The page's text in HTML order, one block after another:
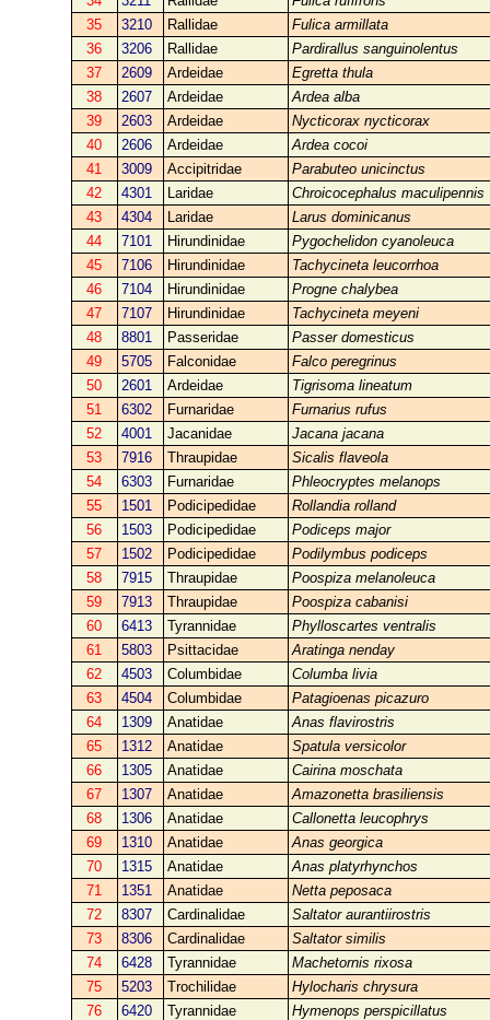
35
3210 Rallidae
Fulica armillata
36
3206 Rallidae
Pardirallus sanguinolentus
37
2609 Ardeidae
Egretta thula
38
2607 Ardeidae
Ardea alba
39
2603 Ardeidae
Nycticorax nycticorax
40
2606 Ardeidae
Ardea cocoi
41
3009 Accipitridae
Parabuteo unicinctus
42
4301 Laridae
Chroicocephalus maculipennis
43
4304 Laridae
Larus dominicanus
44
7101 Hirundinidae
Pygochelidon cyanoleuca
45
7106 Hirundinidae
Tachycineta leucorrhoa
46
7104 Hirundinidae
Progne chalybea
47
7107 Hirundinidae
Tachycineta meyeni
48
8801 Passeridae
Passer domesticus
49
5705 Falconidae
Falco peregrinus
50
2601 Ardeidae
Tigrisoma lineatum
51
6302 Furnaridae
Furnarius rufus
52
4001 Jacanidae
Jacana jacana
53
7916 Thraupidae
Sicalis flaveola
54
6303 Furnaridae
Phleocryptes melanops
55
1501 Podicipedidae
Rollandia rolland
56
1503 Podicipedidae
Podiceps major
57
1502 Podicipedidae
Podilymbus podiceps
58
7915 Thraupidae
Poospiza melanoleuca
59
7913 Thraupidae
Poospiza cabanisi
60
6413 Tyrannidae
Phylloscartes ventralis
61
5803 Psittacidae
Aratinga nenday
62
4503 Columbidae
Columba livia
63
4504 Columbidae
Patagioenas picazuro
64
1309 Anatidae
Anas flavirostris
65
1312 Anatidae
Spatula versicolor
66
1305 Anatidae
Cairina moschata
67
1307 Anatidae
Amazonetta brasiliensis
68
1306 Anatidae
Callonetta leucophrys
69
1310 Anatidae
Anas georgica
70
1315 Anatidae
Anas platyrhynchos
71
1351 Anatidae
Netta peposaca
72
8307 Cardinalidae
Saltator aurantiirostris
73
8306 Cardinalidae
Saltator similis
74
6428 Tyrannidae
Machetornis rixosa
75
5203 Trochilidae
Hylocharis chrysura
76
6420 Tyrannidae
Hymenops perspicillatus